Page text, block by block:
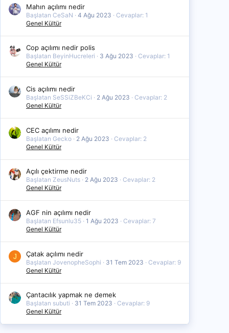
Mahın açılımı nedir
Başlatan CeSaN 4 Ağu 2023
Cevaplar: 1
Genel Kültür
Cop açılımı nedir polis
Başlatan BeyinHucreleri 3 Ağu 2023
Cevaplar: 1
Genel Kültür
Cis açılımı nedir
Başlatan SeSSiZBeKCi 2 Ağu 2023
Cevaplar: 2
Genel Kültür
CEC açılımı nedir
Başlatan Gecko 2 Ağu 2023
Cevaplar: 2
Genel Kültür
Açılı çektirme nedir
Başlatan ZeusNuts 2 Ağu 2023
Cevaplar: 2
Genel Kültür
AGF nin açılımı nedir
Başlatan Efsunlu35 1 Ağu 2023
Cevaplar: 7
Genel Kültür
J Çatak açılımı nedir
Başlatan JovenopheSophi 31 Tem 2023
Cevaplar: 9
Genel Kültür
Çantacılık yapmak ne demek
Başlatan subuti 31 Tem 2023
Cevaplar: 9
Genel Kültür